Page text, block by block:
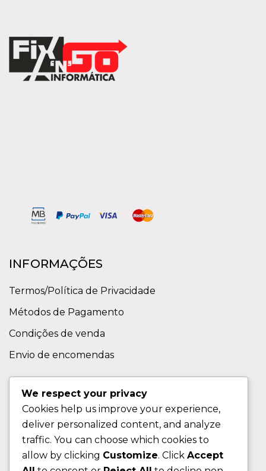
INFORMAÇÕES
Termos/Política de Privacidade
Métodos de Pagamento
Condições de venda
Envio de encomendas
Contactos
Sobre nos
FAQ (Perguntas Frequentes)
We respect your privacy
Cookies help us improve your experience,
deliver personalized content, and analyze
traffic. You can choose which cookies to
allow by clicking Customize. Click Accept